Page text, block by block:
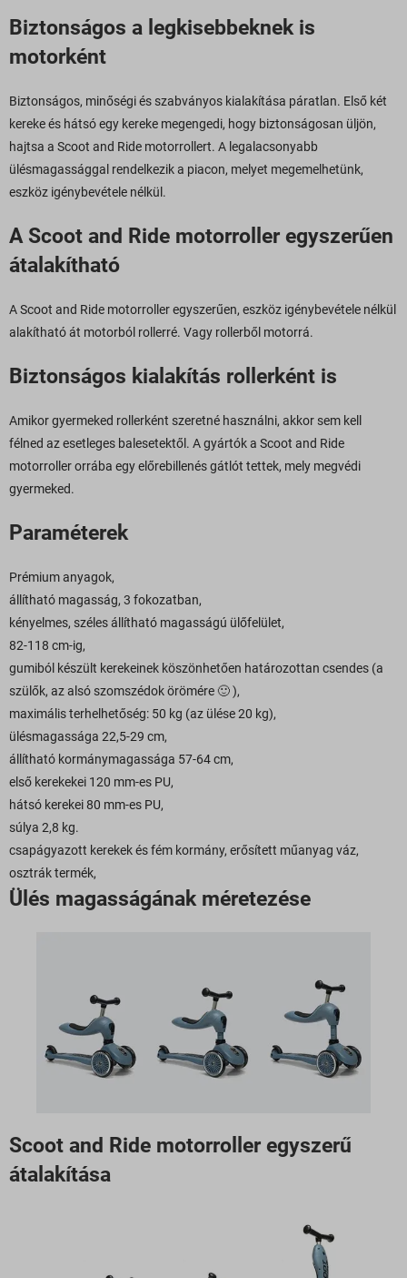
Biztonságos a legkisebbeknek is
motorként
Biztonságos, minőségi és szabványos kialakítása páratlan. Első két
kereke és hátsó egy kereke megengedi, hogy biztonságosan üljön,
hajtsa a Scoot and Ride motorrollert. A legalacsonyabb
ülésmagassággal rendelkezik a piacon, melyet megemelhetünk,
eszköz igénybevétele nélkül.
A Scoot and Ride motorroller egyszerűen
átalakítható
A Scoot and Ride motorroller egyszerűen, eszköz igénybevétele nélkül
alakítható át motorból rollerré. Vagy rollerből motorrá.
Biztonságos kialakítás rollerként is
Amikor gyermeked rollerként szeretné használni, akkor sem kell
félned az esetleges balesetektől. A gyártók a Scoot and Ride
motorroller orrába egy előrebillenés gátlót tettek, mely megvédi
gyermeked.
Paraméterek
Prémium anyagok,
állítható magasság, 3 fokozatban,
kényelmes, széles állítható magasságú ülőfelület,
82-118 cm-ig,
gumiból készült kerekeinek köszönhetően határozottan csendes (a
szülők, az alsó szomszédok örömére 🙂 ),
maximális terhelhetőség: 50 kg (az ülése 20 kg),
ülésmagassága 22,5-29 cm,
állítható kormánymagassága 57-64 cm,
első kerekekei 120 mm-es PU,
hátsó kerekei 80 mm-es PU,
súlya 2,8 kg.
csapágyazott kerekek és fém kormány, erősített műanyag váz,
osztrák termék,
Ülés magasságának méretezése
Scoot and Ride motorroller egyszerű
átalakítása